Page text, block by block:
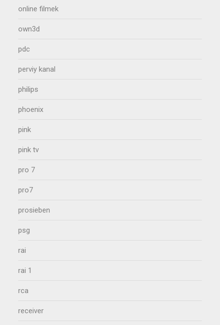
online filmek
own3d
pdc
perviy kanal
philips
phoenix
pink
pink tv
pro 7
pro7
prosieben
psg
rai
rai 1
rca
receiver